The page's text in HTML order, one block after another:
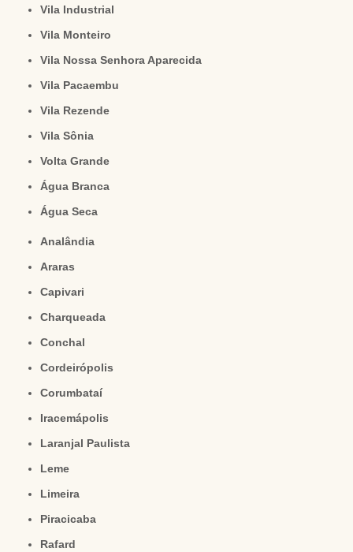
Vila Industrial
Vila Monteiro
Vila Nossa Senhora Aparecida
Vila Pacaembu
Vila Rezende
Vila Sônia
Volta Grande
Água Branca
Água Seca
Analândia
Araras
Capivari
Charqueada
Conchal
Cordeirópolis
Corumbataí
Iracemápolis
Laranjal Paulista
Leme
Limeira
Piracicaba
Rafard